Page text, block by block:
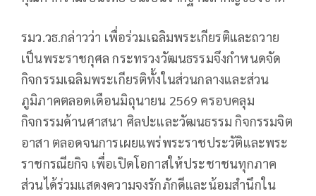
รมว.วธ.กล่าวว่า เพื่อร่วมเฉลิมพระเกียรติและถวาย
เป็นพระราชกุศล กระทรวงวัฒนธรรมจึงกำหนดจัด
กิจกรรมเฉลิมพระเกียรติทั้งในส่วนกลางและส่วน
ภูมิภาคตลอดเดือนมิถุนายน 2569 ครอบคลุม
กิจกรรมด้านศาสนา ศิลปะและวัฒนธรรม กิจกรรมจิต
อาสา ตลอดจนการเผยแพร่พระราชประวัติและพระ
ราชกรณียกิจ เพื่อเปิดโอกาสให้ประชาชนทุกภาค
ส่วนได้ร่วมแสดงความจงรักภักดีและน้อมสำนึกใน